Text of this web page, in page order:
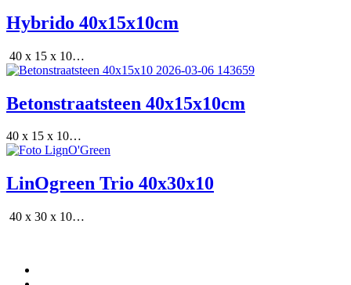
Hybrido 40x15x10cm
40 x 15 x 10…
Betonstraatsteen 40x15x10cm
40 x 15 x 10…
LinOgreen Trio 40x30x10
40 x 30 x 10…